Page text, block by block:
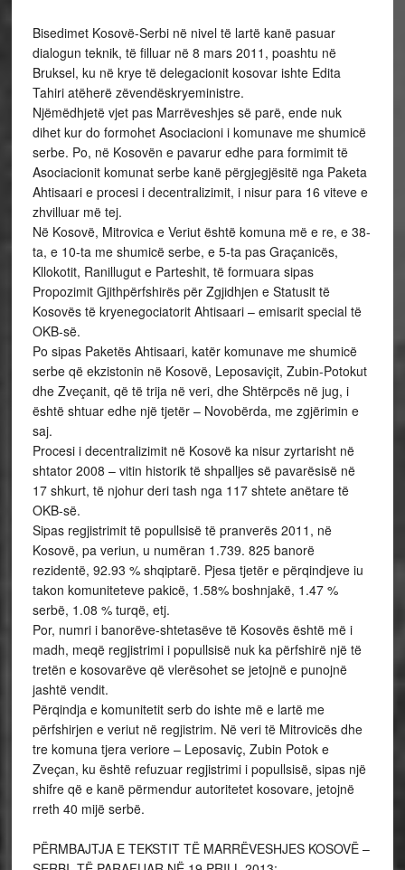
Bisedimet Kosovë-Serbi në nivel të lartë kanë pasuar
dialogun teknik, të filluar në 8 mars 2011, poashtu në
Bruksel, ku në krye të delegacionit kosovar ishte Edita
Tahiri atëherë zëvendëskryeministre.
Njëmëdhjetë vjet pas Marrëveshjes së parë, ende nuk
dihet kur do formohet Asociacioni i komunave me shumicë
serbe. Po, në Kosovën e pavarur edhe para formimit të
Asociacionit komunat serbe kanë përgjegjësitë nga Paketa
Ahtisaari e procesi i decentralizimit, i nisur para 16 viteve e
zhvilluar më tej.
Në Kosovë, Mitrovica e Veriut është komuna më e re, e 38-
ta, e 10-ta me shumicë serbe, e 5-ta pas Graçanicës,
Kllokotit, Ranillugut e Parteshit, të formuara sipas
Propozimit Gjithpërfshirës për Zgjidhjen e Statusit të
Kosovës të kryenegociatorit Ahtisaari – emisarit special të
OKB-së.
Po sipas Paketës Ahtisaari, katër komunave me shumicë
serbe që ekzistonin në Kosovë, Leposaviçit, Zubin-Potokut
dhe Zveçanit, që të trija në veri, dhe Shtërpcës në jug, i
është shtuar edhe një tjetër – Novobërda, me zgjërimin e
saj.
Procesi i decentralizimit në Kosovë ka nisur zyrtarisht në
shtator 2008 – vitin historik të shpalljes së pavarësisë në
17 shkurt, të njohur deri tash nga 117 shtete anëtare të
OKB-së.
Sipas regjistrimit të popullsisë të pranverës 2011, në
Kosovë, pa veriun, u numëran 1.739. 825 banorë
rezidentë, 92.93 % shqiptarë. Pjesa tjetër e përqindjeve iu
takon komuniteteve pakicë, 1.58% boshnjakë, 1.47 %
serbë, 1.08 % turqë, etj.
Por, numri i banorëve-shtetasëve të Kosovës është më i
madh, meqë regjistrimi i popullsisë nuk ka përfshirë një të
tretën e kosovarëve që vlerësohet se jetojnë e punojnë
jashtë vendit.
Përqindja e komunitetit serb do ishte më e lartë me
përfshirjen e veriut në regjistrim. Në veri të Mitrovicës dhe
tre komuna tjera veriore – Leposaviç, Zubin Potok e
Zveçan, ku është refuzuar regjistrimi i popullsisë, sipas një
shifre që e kanë përmendur autoritetet kosovare, jetojnë
rreth 40 mijë serbë.
PËRMBAJTJA E TEKSTIT TË MARRËVESHJES KOSOVË –